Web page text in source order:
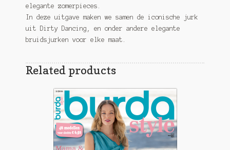
elegante zomerpieces.
In deze uitgave maken we samen de iconische jurk
uit Dirty Dancing, en onder andere elegante
bruidsjurken voor elke maat.
Related products